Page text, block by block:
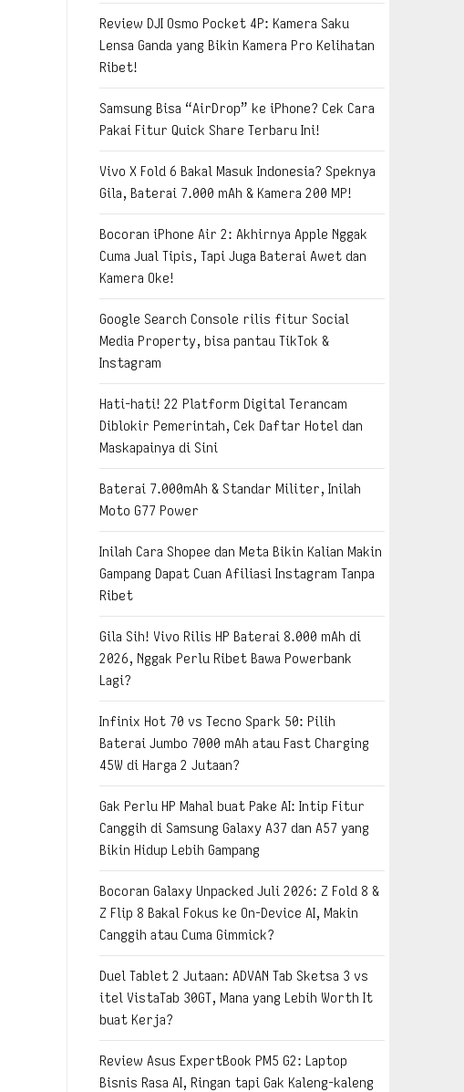
Review DJI Osmo Pocket 4P: Kamera Saku
Lensa Ganda yang Bikin Kamera Pro Kelihatan
Ribet!
Samsung Bisa “AirDrop” ke iPhone? Cek Cara
Pakai Fitur Quick Share Terbaru Ini!
Vivo X Fold 6 Bakal Masuk Indonesia? Speknya
Gila, Baterai 7.000 mAh & Kamera 200 MP!
Bocoran iPhone Air 2: Akhirnya Apple Nggak
Cuma Jual Tipis, Tapi Juga Baterai Awet dan
Kamera Oke!
Google Search Console rilis fitur Social
Media Property, bisa pantau TikTok &
Instagram
Hati-hati! 22 Platform Digital Terancam
Diblokir Pemerintah, Cek Daftar Hotel dan
Maskapainya di Sini
Baterai 7.000mAh & Standar Militer, Inilah
Moto G77 Power
Inilah Cara Shopee dan Meta Bikin Kalian Makin
Gampang Dapat Cuan Afiliasi Instagram Tanpa
Ribet
Gila Sih! Vivo Rilis HP Baterai 8.000 mAh di
2026, Nggak Perlu Ribet Bawa Powerbank
Lagi?
Infinix Hot 70 vs Tecno Spark 50: Pilih
Baterai Jumbo 7000 mAh atau Fast Charging
45W di Harga 2 Jutaan?
Gak Perlu HP Mahal buat Pake AI: Intip Fitur
Canggih di Samsung Galaxy A37 dan A57 yang
Bikin Hidup Lebih Gampang
Bocoran Galaxy Unpacked Juli 2026: Z Fold 8 &
Z Flip 8 Bakal Fokus ke On-Device AI, Makin
Canggih atau Cuma Gimmick?
Duel Tablet 2 Jutaan: ADVAN Tab Sketsa 3 vs
itel VistaTab 30GT, Mana yang Lebih Worth It
buat Kerja?
Review Asus ExpertBook PM5 G2: Laptop
Bisnis Rasa AI, Ringan tapi Gak Kaleng-kaleng